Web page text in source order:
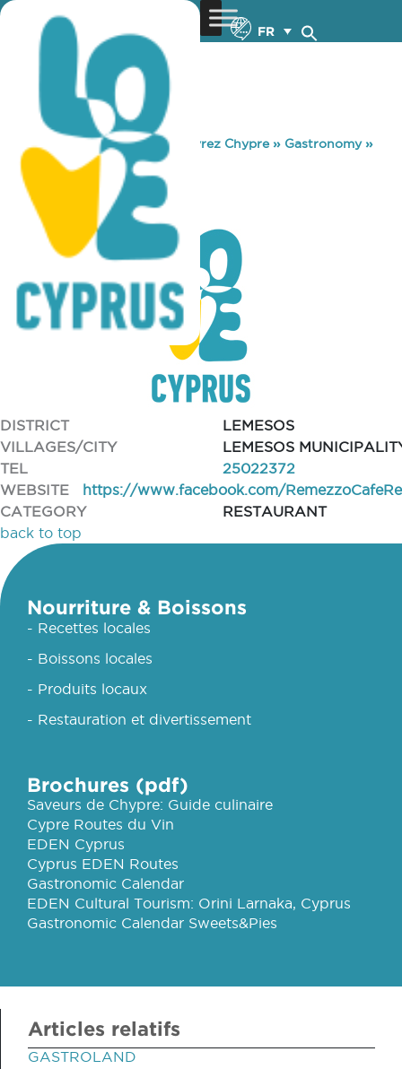
FR
You are here:Home» Découvrez Chypre» Gastronomy»
REMEZZO
REMEZZO
DISTRICT
LEMESOS
VILLAGES/CITY
LEMESOS
TEL
25022372
WEBSITE
https://www.facebook.com/
CATEGORY
RESTAURANT
back to top
Nourriture & Boissons
- Recettes locales
- Boissons locales
- Produits locaux
- Restauration et divertissement
Brochures (pdf)
Saveurs de Chypre: Guide culinaire
Cypre Routes du Vin
EDEN Cyprus
Cyprus EDEN Routes
Gastronomic Calendar
EDEN Cultural Tourism: Orini Larnaka, Cyprus
Gastronomic Calendar Sweets&Pies
Articles relatifs
GASTROLAND